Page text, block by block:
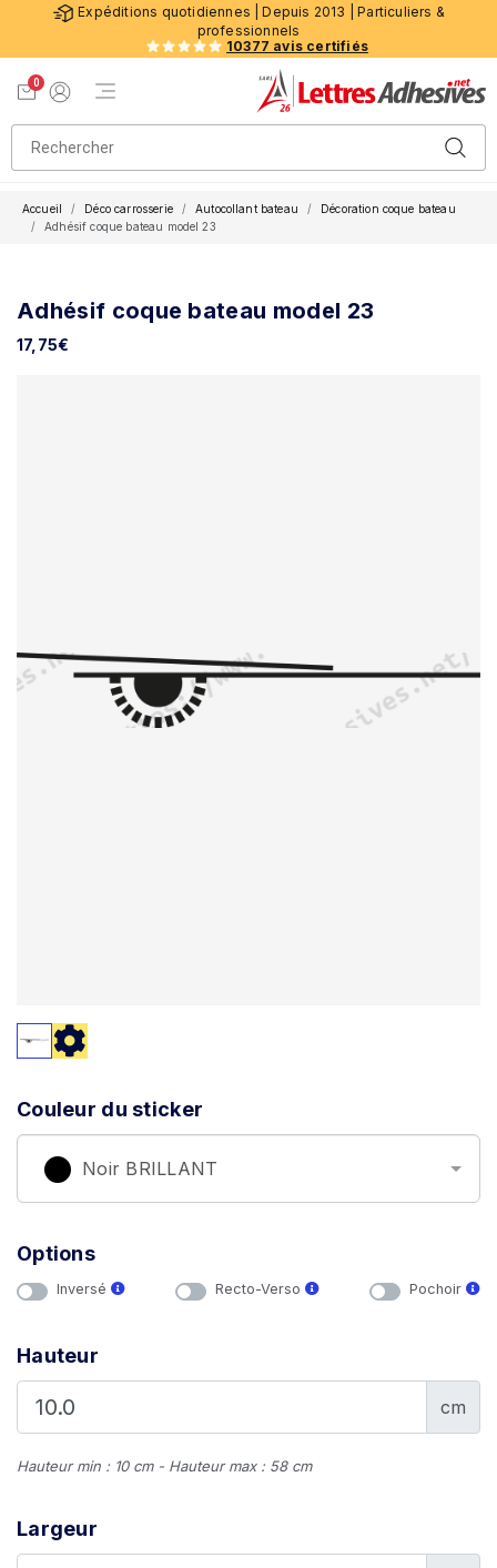
Expéditions quotidiennes | Depuis 2013 | Particuliers &
professionnels
10377 avis certifiés
0
Menu de navigation
Accueil Déco carrosserie Autocollant bateau
Décoration coque bateau
Adhésif coque bateau model 23
Adhésif coque bateau model 23
17,75€
Couleur du sticker
Noir BRILLANT
Options
Inversé Recto-Verso Pochoir
Hauteur
cm
Hauteur min : 10 cm - Hauteur max : 58 cm
Largeur